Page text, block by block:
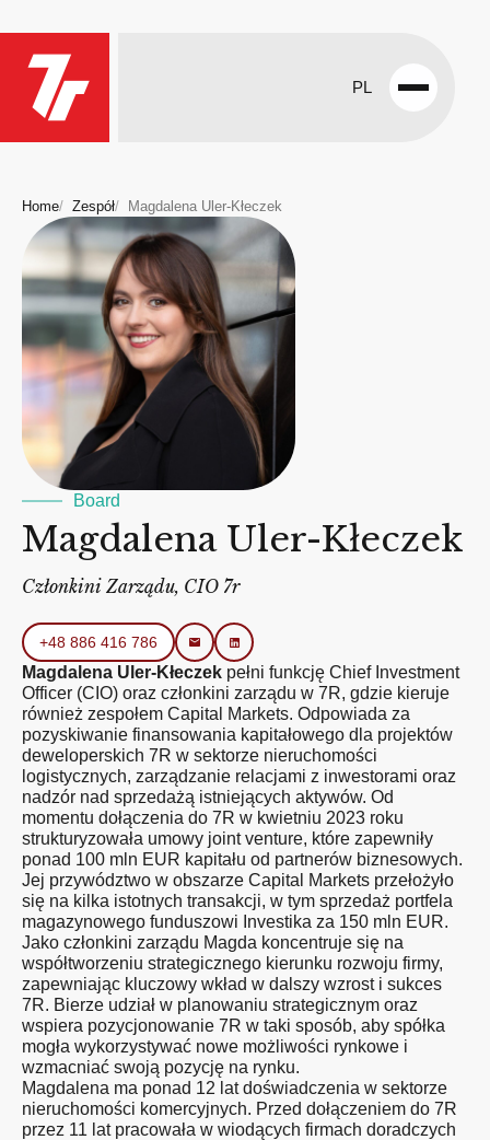
PL
Open
Home Zespół Magdalena Uler-Kłeczek
Board
Magdalena Uler-Kłeczek
Członkini Zarządu, CIO 7r
+48 886 416 786
Magdalena Uler-Kłeczek pełni funkcję Chief Investment
Officer (CIO) oraz członkini zarządu w 7R, gdzie kieruje
również zespołem Capital Markets. Odpowiada za
pozyskiwanie finansowania kapitałowego dla projektów
deweloperskich 7R w sektorze nieruchomości
logistycznych, zarządzanie relacjami z inwestorami oraz
nadzór nad sprzedażą istniejących aktywów. Od
momentu dołączenia do 7R w kwietniu 2023 roku
strukturyzowała umowy joint venture, które zapewniły
ponad 100 mln EUR kapitału od partnerów biznesowych.
Jej przywództwo w obszarze Capital Markets przełożyło
się na kilka istotnych transakcji, w tym sprzedaż portfela
magazynowego funduszowi Investika za 150 mln EUR.
Jako członkini zarządu Magda koncentruje się na
współtworzeniu strategicznego kierunku rozwoju firmy,
zapewniając kluczowy wkład w dalszy wzrost i sukces
7R. Bierze udział w planowaniu strategicznym oraz
wspiera pozycjonowanie 7R w taki sposób, aby spółka
mogła wykorzystywać nowe możliwości rynkowe i
wzmacniać swoją pozycję na rynku.
Magdalena ma ponad 12 lat doświadczenia w sektorze
nieruchomości komercyjnych. Przed dołączeniem do 7R
przez 11 lat pracowała w wiodących firmach doradczych